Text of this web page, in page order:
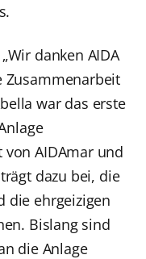
danken AIDA
Zusammenarbeit
war das erste
AIDAmar und
dazu bei, die
die ehrgeizigen
Bislang sind
die Anlage